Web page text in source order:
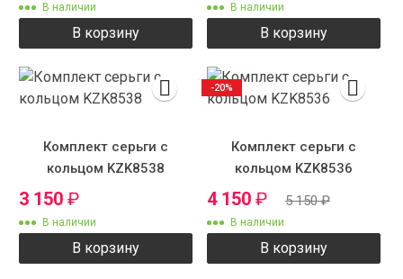
В наличии
В корзину
В наличии
В корзину
Комплект серьги с
кольцом KZK8538
3 150 ₽
В наличии
В корзину
Комплект серьги с
кольцом KZK8536
4 150 ₽ 5 150₽
В наличии
В корзину
-20%